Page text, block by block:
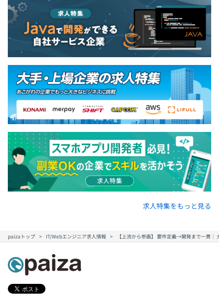
求人特集をもっと見る
paizaトップ IT/Webエンジニア求人情報 【上流から参画】 要件定義→開発まで一貫